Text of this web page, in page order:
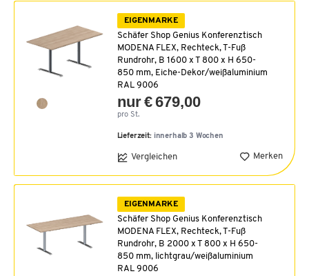
EIGENMARKE
Schäfer Shop Genius Konferenztisch
MODENA FLEX, Rechteck, T-Fuß
Rundrohr, B 1600 x T 800 x H 650-
850 mm, Eiche-Dekor/weißaluminium
RAL 9006
nur € 679,00
pro St.
Lieferzeit: innerhalb 3 Wochen
Vergleichen Merken
EIGENMARKE
Schäfer Shop Genius Konferenztisch
MODENA FLEX, Rechteck, T-Fuß
Rundrohr, B 2000 x T 800 x H 650-
850 mm, lichtgrau/weißaluminium
RAL 9006